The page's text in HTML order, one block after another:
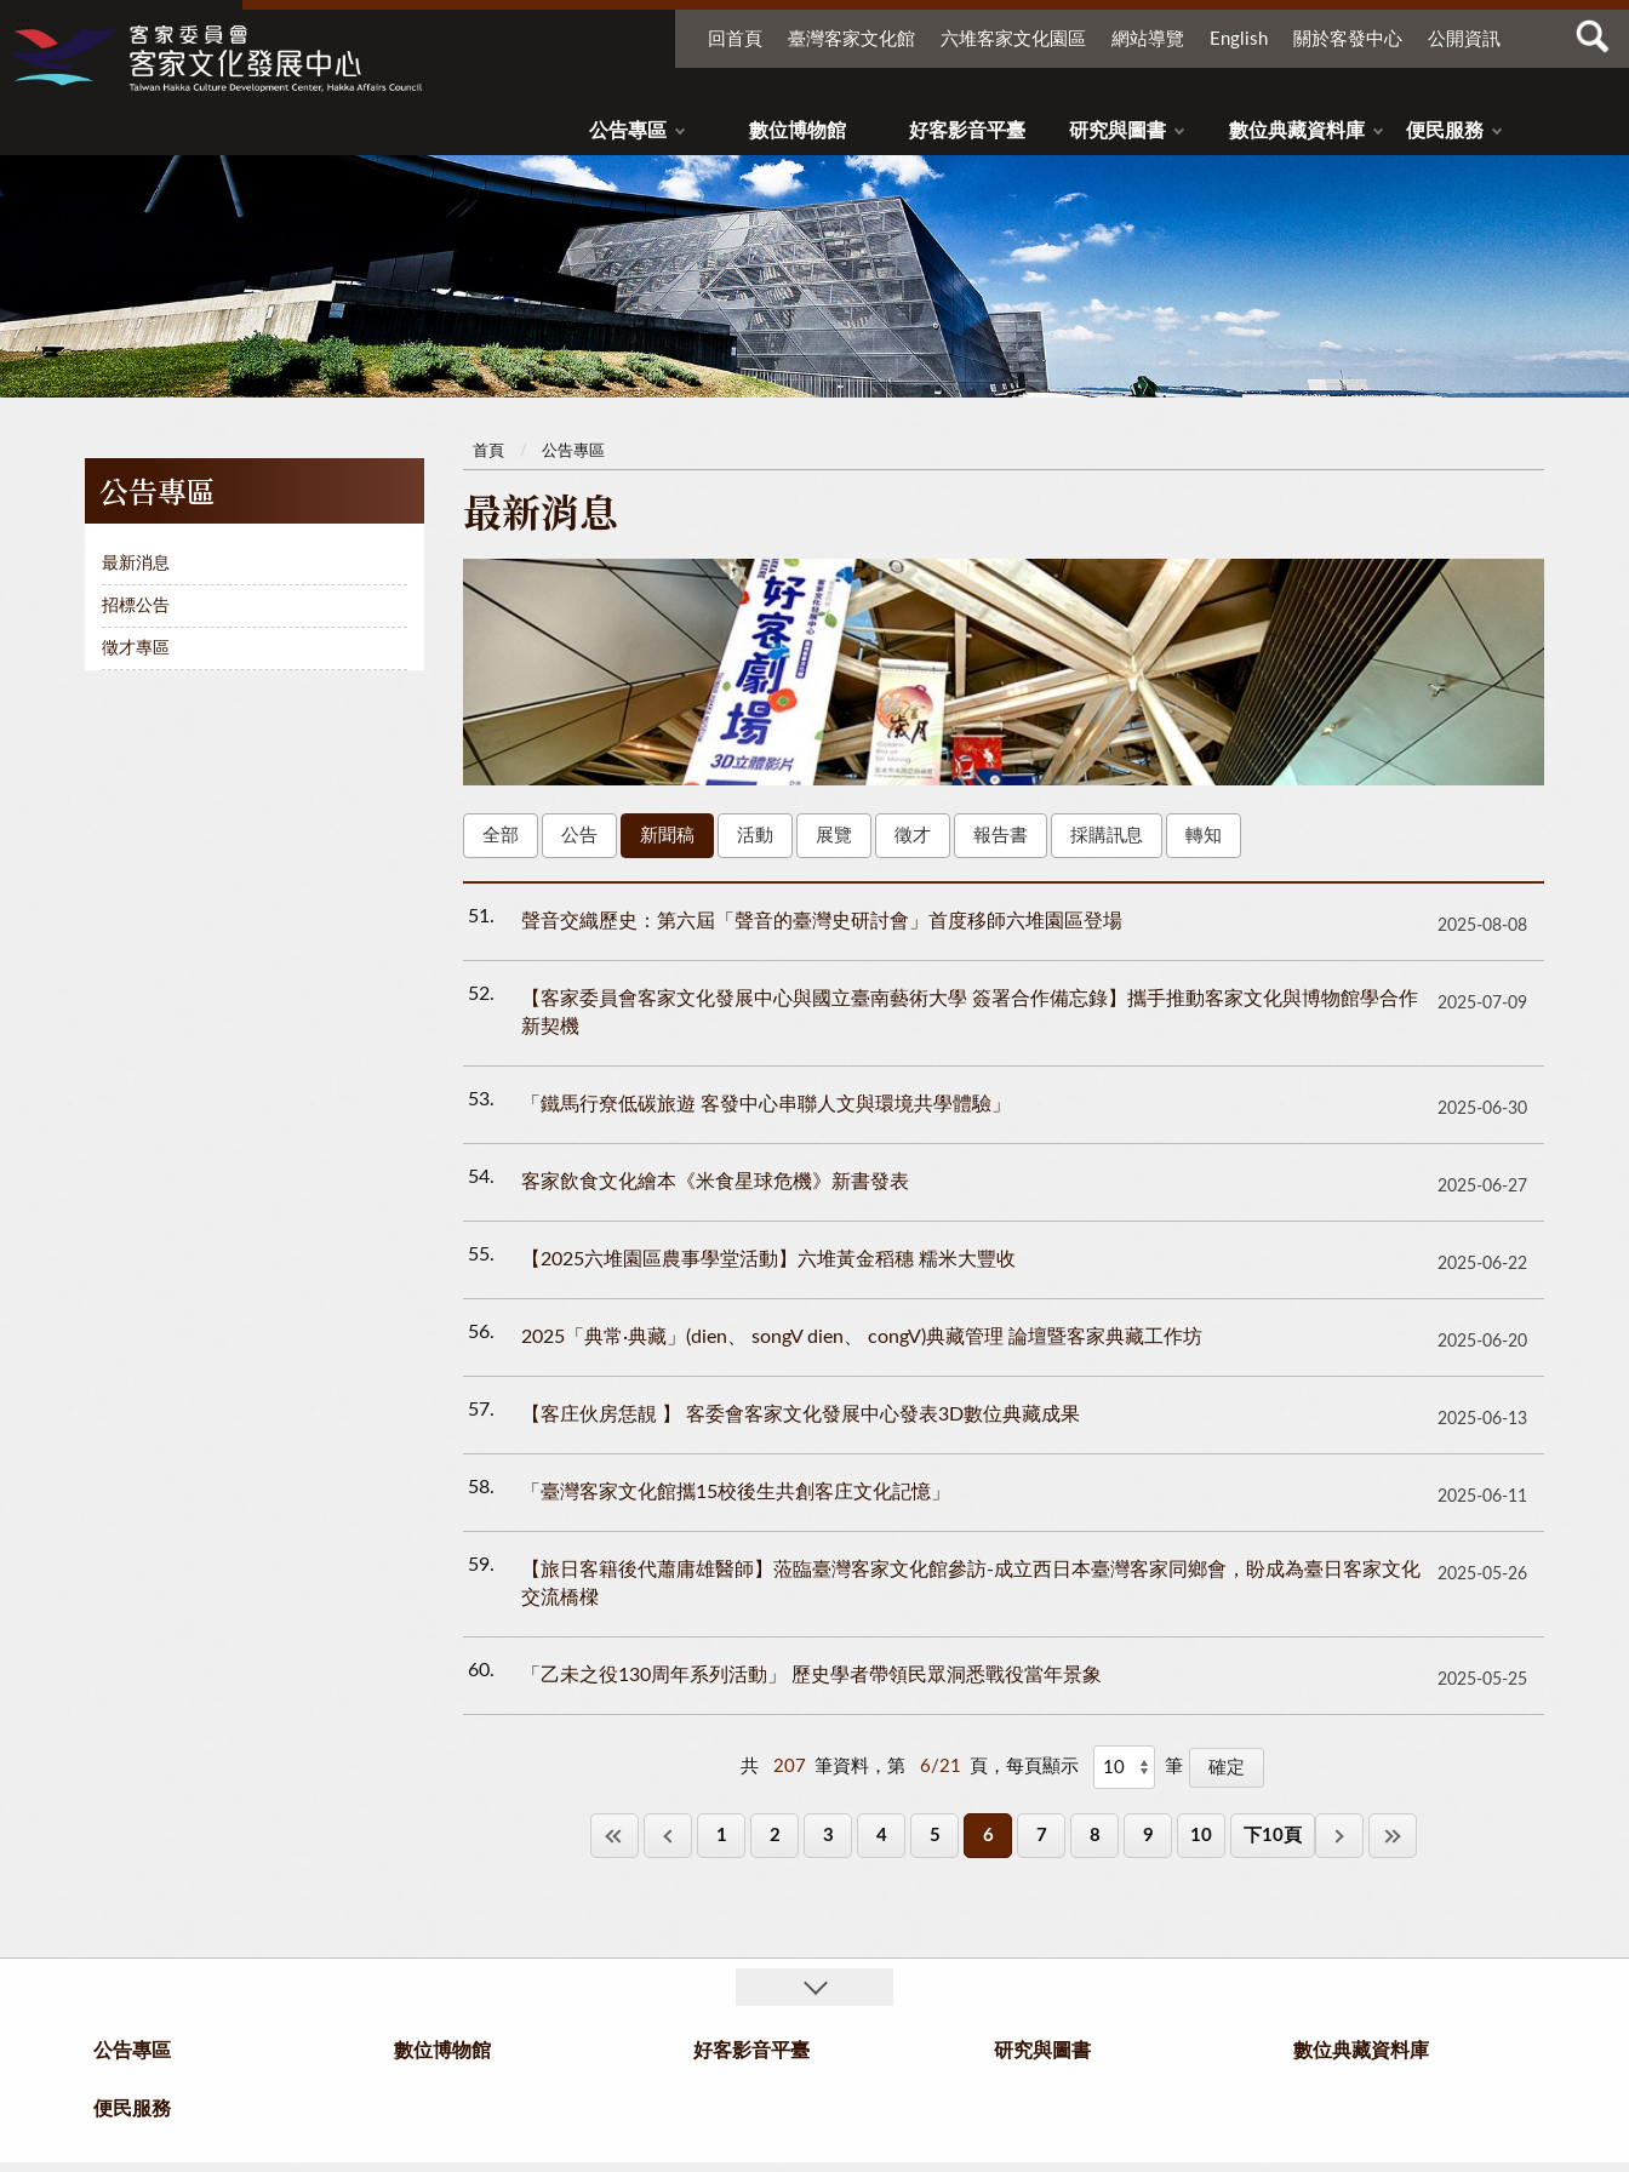
回首頁 臺灣客家文化館 六堆客家文化園區 網站導覽 English 關於客發中心 公開資訊
公告專區 數位博物館 好客影音平臺 研究與圖書 數位典藏資料庫 便民服務
公告專區
最新消息
招標公告
徵才專區
首頁 公告專區
最新消息
全部 公告 新聞稿 活動 展覽 徵才 報告書 採購訊息 轉知
51 2025-08-08
聲音交織歷史：第六屆「聲音的臺灣史研討會」首度移師六堆園區登場
52 2025-07-09
【客家委員會客家文化發展中心與國立臺南藝術大學 簽署合作備忘錄】攜手推動客家文化與博物館學合作
新契機
53 2025-06-30
「鐵馬行尞低碳旅遊 客發中心串聯人文與環境共學體驗」
54 2025-06-27
客家飲食文化繪本《米食星球危機》新書發表
55 2025-06-22
【2025六堆園區農事學堂活動】六堆黃金稻穗 糯米大豐收
56 2025-06-20
2025「典常·典藏」(dien、 songV dien、 congV)典藏管理 論壇暨客家典藏工作坊
57 2025-06-13
【客庄伙房恁靚 】 客委會客家文化發展中心發表3D數位典藏成果
58 2025-06-11
「臺灣客家文化館攜15校後生共創客庄文化記憶」
59 2025-05-26
【旅日客籍後代蕭庸雄醫師】蒞臨臺灣客家文化館參訪-成立西日本臺灣客家同鄉會，盼成為臺日客家文化
交流橋樑
60 2025-05-25
「乙未之役130周年系列活動」 歷史學者帶領民眾洞悉戰役當年景象
共 207 筆資料，第 6/21 頁，每頁顯示 筆
1 2 3 4 5 6 7 8 9 10 下10頁
公告專區 數位博物館 好客影音平臺 研究與圖書 數位典藏資料庫
便民服務